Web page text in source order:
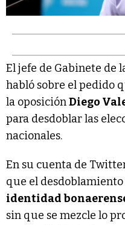
El jefe de Gabinete de
habló sobre el pedido
la oposiciónDiego
para desdoblar las
nacionales.
En su cuenta de
que el desdoblamiento
identidad
sin que se mezcle lo